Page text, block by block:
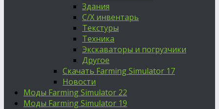
Здания
С/Х инвентарь
Текстуры
Техника
Экскаваторы и погрузчики
Другое
Скачать Farming Simulator 17
Новости
Моды Farming Simulator 22
Моды Farming Simulator 19